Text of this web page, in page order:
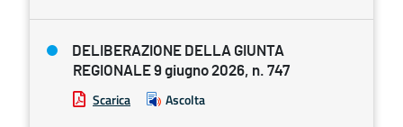
DELIBERAZIONE DELLA GIUNTA
REGIONALE 9 giugno 2026, n. 747
Scarica Ascolta